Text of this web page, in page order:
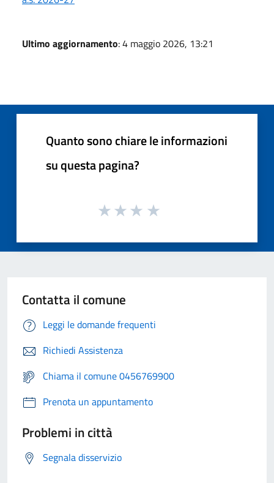
Ultimo aggiornamento: 4 maggio 2026, 13:21
Quanto sono chiare le informazioni
su questa pagina?
Contatta il comune
Leggi le domande frequenti
Richiedi Assistenza
Chiama il comune 0456769900
Prenota un appuntamento
Problemi in città
Segnala disservizio